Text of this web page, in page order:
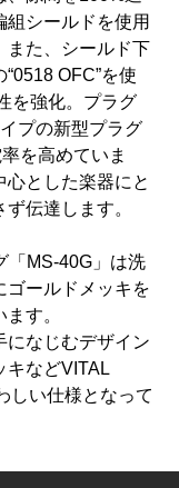
シールドを使用
また、シールド下
OFC”を使
を強化。プラグ
プの新型プラグ
を高めていま
とした楽器にと
伝達します。
「MS-40G」は洗
ゴールドメッキを
す。
になじむデザイン
キなどVITAL
しい仕様となって